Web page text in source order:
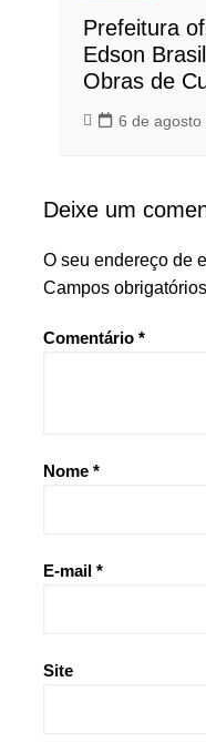
Prefeitura
Edson
Obras de
6 de agosto
Deixe um
O seu endereço de
Campos
Comentário *
Nome *
E-mail *
Site